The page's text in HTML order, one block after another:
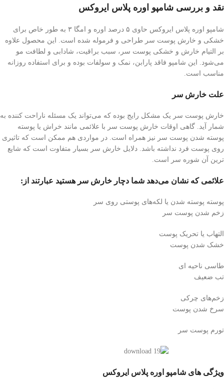
نقد و بررسی شامپو اوره پلاس ایروکس
شامپو اوره پلاس ایروکس حاوی ۵ درصد اوره و امگا ۳ به طور خاص برای
خشکی و خارش پوست سر طراحی و فرموله شده است. این محصول علاوه
بر التیام خارش و خشکی پوست سر، سبب براقیت، شادابی و لطافت مو
می‌شود. این شامپو فاقد پارابن، نمک و سولفات بوده و برای استفاده روزانه
مناسب است.
علت خارش سر
خارش پوست سر یک مشکل رایج بوده که می‌تواند یک مسئله ناراحت کننده به
شمار آید. گاهی اوقات خارش پوست سر با علائمی مانند خراش یا پوسته
پوسته شدن پوست سر نیز همراه است. در مواردی هم ممکن است که تاثیری
روی پوست فرد نداشته باشد. دلایل خارش سر بسیار متفاوت است که شایع
ترین آن شوره سر است.
علائمی که نشان می‌دهد شما دچار خارش سر هستید عبارتند از:
پوسته پوسته شدن یا لکه‌های پوستی روی سر
زخم شدن پوست سر
التهاب یا تحریک پوست
خشک شدن پوست
طاسی ناحیه ای
تب ضعیف
زخم‌های چرکی
سرخ شدن پوست
تورم پوست سر
ویژگی های شامپو اوره پلاس ایروکس